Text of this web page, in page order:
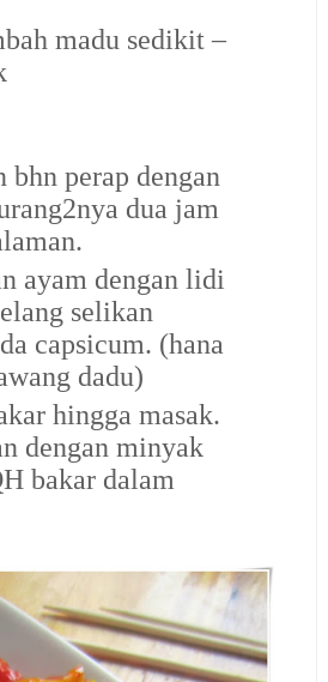
madu sedikit –
bhn perap dengan
dua jam
ayam dengan lidi
selikan
capsicum. (hana
dadu)
hingga masak.
dengan minyak
bakar dalam